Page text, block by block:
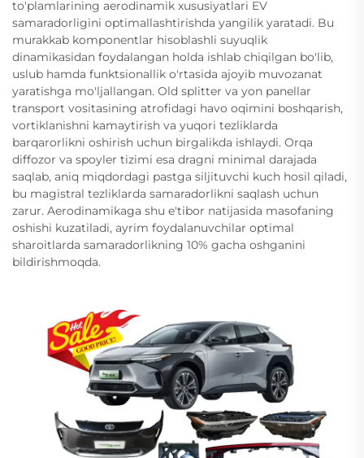
to'plamlarining aerodinamik xususiyatlari EV
samaradorligini optimallashtirishda yangilik yaratadi. Bu
murakkab komponentlar hisoblashli suyuqlik
dinamikasidan foydalangan holda ishlab chiqilgan bo'lib,
uslub hamda funktsionallik o'rtasida ajoyib muvozanat
yaratishga mo'ljallangan. Old splitter va yon panellar
transport vositasining atrofidagi havo oqimini boshqarish,
vortiklanishni kamaytirish va yuqori tezliklarda
barqarorlikni oshirish uchun birgalikda ishlaydi. Orqa
diffozor va spoyler tizimi esa dragni minimal darajada
saqlab, aniq miqdordagi pastga siljituvchi kuch hosil qiladi,
bu magistral tezliklarda samaradorlikni saqlash uchun
zarur. Aerodinamikaga shu e'tibor natijasida masofaning
oshishi kuzatiladi, ayrim foydalanuvchilar optimal
sharoitlarda samaradorlikning 10% gacha oshganini
bildirishmoqda.